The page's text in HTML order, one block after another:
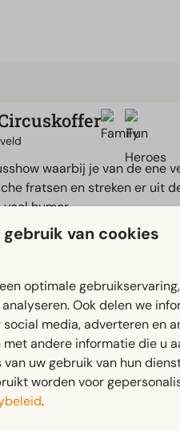
waarbij je van de ene
fratsen en streken er uit
humor.
circus en ontdek joúw
diaboloën, bordjes draaien
van cookies
optimale
Ook delen we
media, adverteren en
andere informatie die u
uw gebruik van hun
worden voor
.